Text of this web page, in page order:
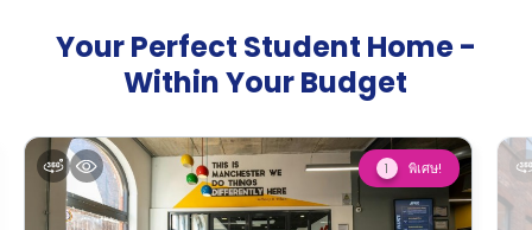
Your Perfect Student Home -
Within Your Budget
1 พิเศษ!